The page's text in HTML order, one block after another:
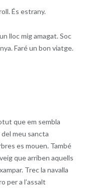
És estrany.
lloc mig amagat. Soc
Faré un bon viatge.
que em sembla
meu sancta
es mouen. També
que arriben aquells
Trec la navalla
per a l’assalt